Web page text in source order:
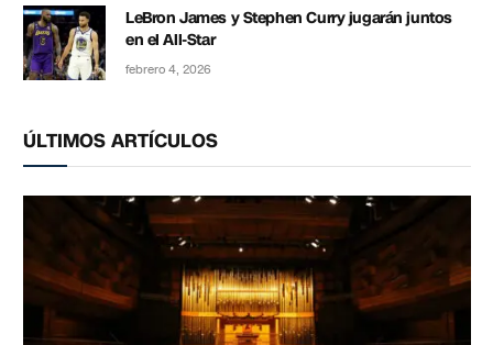
LeBron James y Stephen Curry jugarán juntos
en el All-Star
febrero 4, 2026
ÚLTIMOS ARTÍCULOS